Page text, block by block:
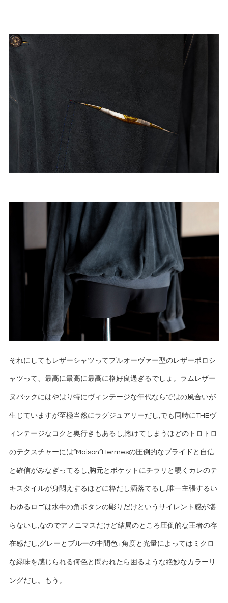
それにしてもレザーシャツってプルオーヴァー型のレザーポロシ
ャツって、最高に最高に最高に格好良過ぎるでしょ。ラムレザー
ヌバックにはやはり特にヴィンテージな年代ならではの風合いが
生じていますが至極当然にラグジュアリーだし,でも同時にTHEヴ
ィンテージなコクと奥行きもあるし,惚けてしまうほどのトロトロ
のテクスチャーには“Maison”Hermesの圧倒的なプライドと自信
と確信がみなぎってるし,胸元とポケットにチラリと覗くカレのテ
キスタイルが身悶えするほどに粋だし洒落てるし,唯一主張するい
わゆるロゴは水牛の角ボタンの彫りだけというサイレント感が堪
らないし,なのでアノニマスだけど結局のところ圧倒的な王者の存
在感だし,グレーとブルーの中間色+角度と光量によってはミクロ
な緑味を感じられる何色と問われたら困るような絶妙なカラーリ
ングだし。もう。